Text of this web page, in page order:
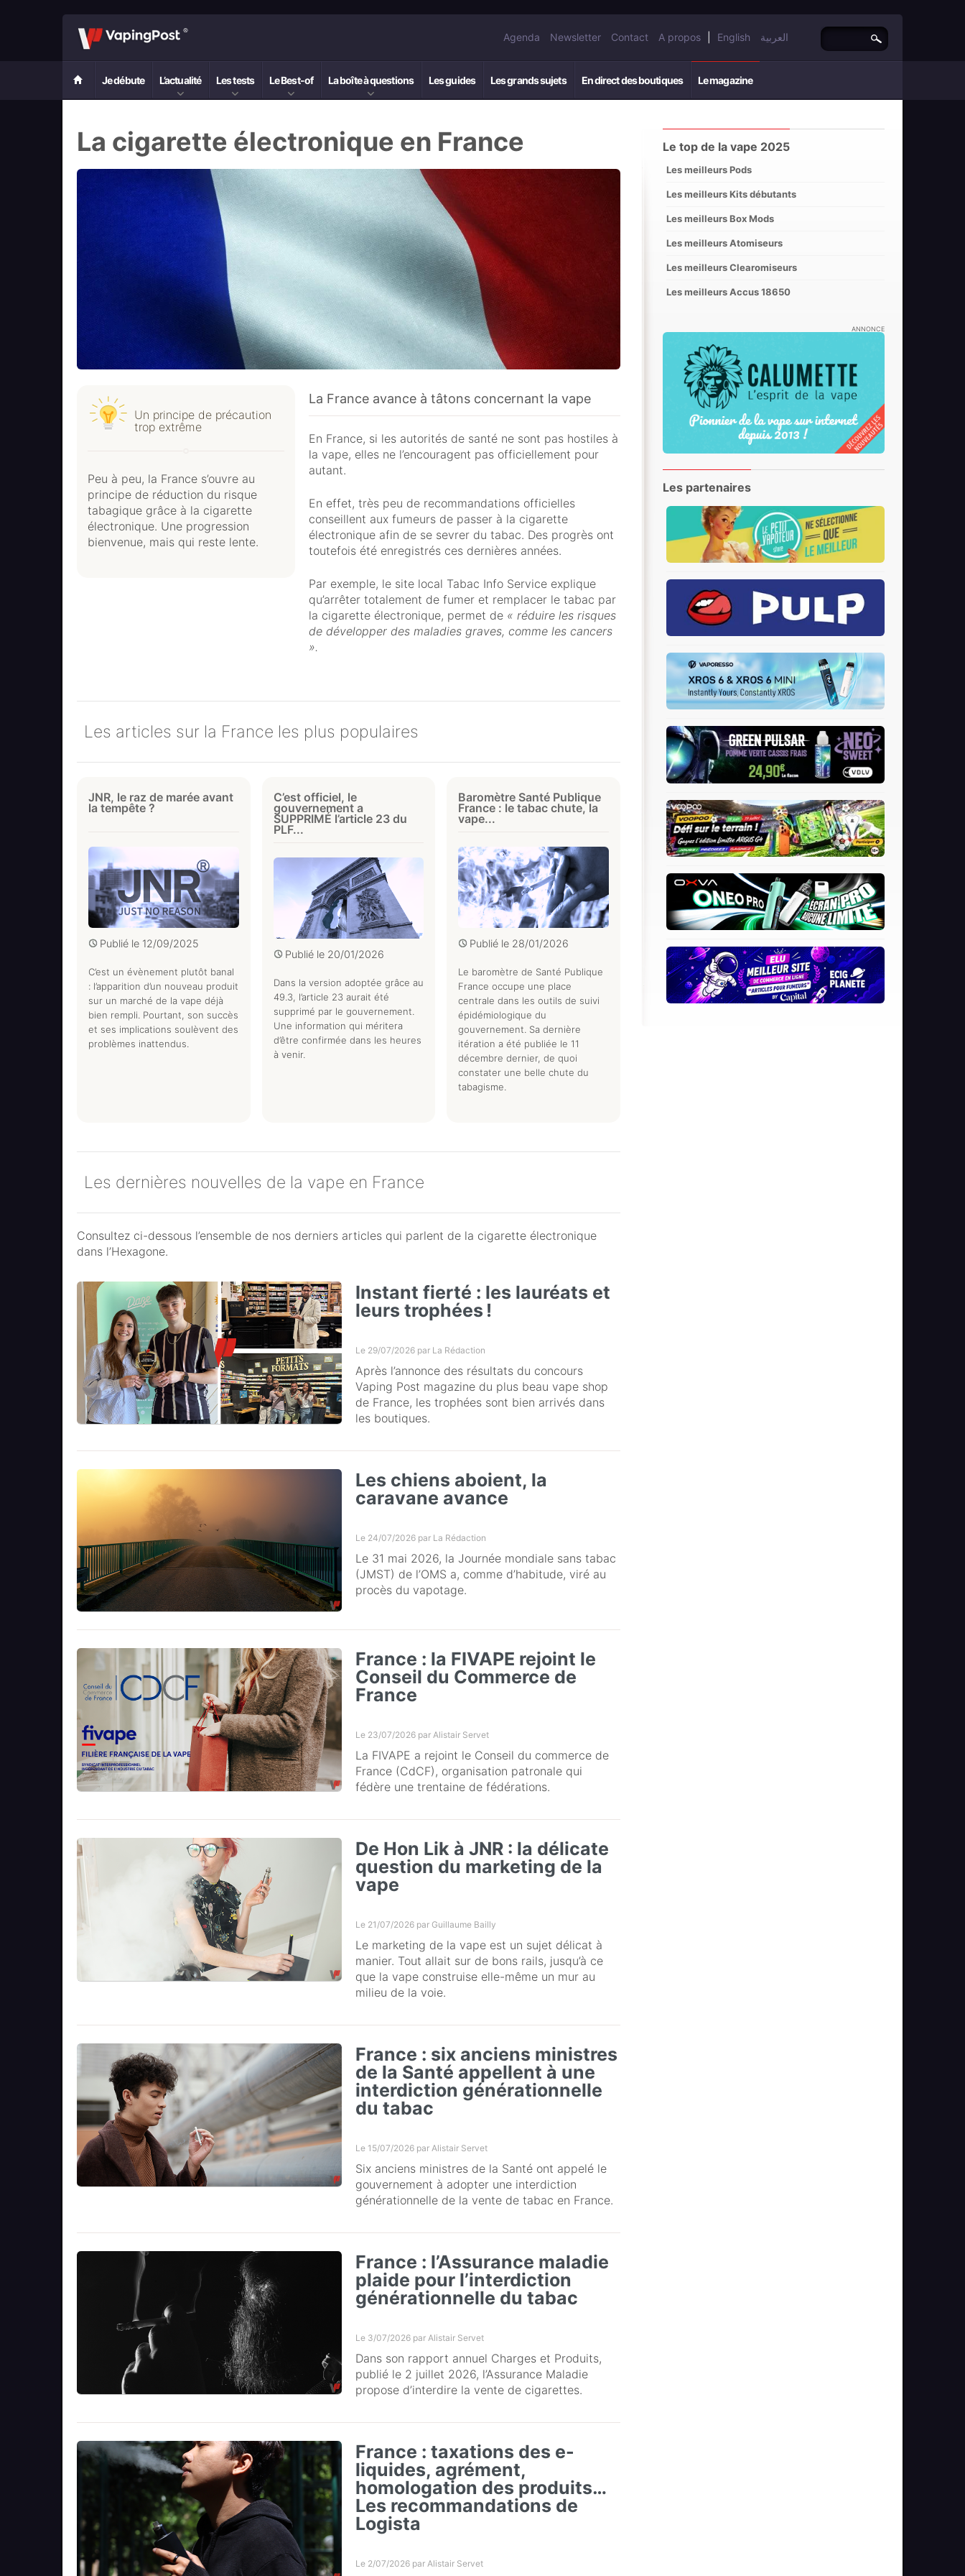
Agenda Newsletter Contact A propos English العربية
Je débute L’actualité Les tests Le Best-of La boîte à questions Les guides Les grands sujets En direct des boutiques Le magazine
La cigarette électronique en France
Un principe de précaution
trop extrême
Peu à peu, la France s’ouvre au
principe de réduction du risque
tabagique grâce à la cigarette
électronique. Une progression
bienvenue, mais qui reste lente.
La France avance à tâtons concernant la vape
En France, si les autorités de santé ne sont pas hostiles à
la vape, elles ne l’encouragent pas officiellement pour
autant.
En effet, très peu de recommandations officielles
conseillent aux fumeurs de passer à la cigarette
électronique afin de se sevrer du tabac. Des progrès ont
toutefois été enregistrés ces dernières années.
Par exemple, le site local Tabac Info Service explique
qu’arrêter totalement de fumer et remplacer le tabac par
la cigarette électronique, permet de « réduire les risques
de développer des maladies graves, comme les cancers
».
Les articles sur la France les plus populaires
JNR, le raz de marée avant
la tempête ?
Publié le 12/09/2025
C’est un évènement plutôt banal
: l’apparition d’un nouveau produit
sur un marché de la vape déjà
bien rempli. Pourtant, son succès
et ses implications soulèvent des
problèmes inattendus.
C’est officiel, le
gouvernement a
SUPPRIMÉ l’article 23 du
PLF...
Publié le 20/01/2026
Dans la version adoptée grâce au
49.3, l’article 23 aurait été
supprimé par le gouvernement.
Une information qui méritera
d’être confirmée dans les heures
à venir.
Baromètre Santé Publique
France : le tabac chute, la
vape...
Publié le 28/01/2026
Le baromètre de Santé Publique
France occupe une place
centrale dans les outils de suivi
épidémiologique du
gouvernement. Sa dernière
itération a été publiée le 11
décembre dernier, de quoi
constater une belle chute du
tabagisme.
Les dernières nouvelles de la vape en France
Consultez ci-dessous l’ensemble de nos derniers articles qui parlent de la cigarette électronique
dans l’Hexagone.
Instant fierté : les lauréats et
leurs trophées !
Le 29/07/2026 par La Rédaction
Après l’annonce des résultats du concours
Vaping Post magazine du plus beau vape shop
de France, les trophées sont bien arrivés dans
les boutiques.
Les chiens aboient, la
caravane avance
Le 24/07/2026 par La Rédaction
Le 31 mai 2026, la Journée mondiale sans tabac
(JMST) de l’OMS a, comme d’habitude, viré au
procès du vapotage.
France : la FIVAPE rejoint le
Conseil du Commerce de
France
Le 23/07/2026 parAlistair Servet
La FIVAPE a rejoint le Conseil du commerce de
France (CdCF), organisation patronale qui
fédère une trentaine de fédérations.
De Hon Lik à JNR : la délicate
question du marketing de la
vape
Le 21/07/2026 par Guillaume Bailly
Le marketing de la vape est un sujet délicat à
manier. Tout allait sur de bons rails, jusqu’à ce
que la vape construise elle-même un mur au
milieu de la voie.
France : six anciens ministres
de la Santé appellent à une
interdiction générationnelle
du tabac
Le 15/07/2026 parAlistair Servet
Six anciens ministres de la Santé ont appelé le
gouvernement à adopter une interdiction
générationnelle de la vente de tabac en France.
France : l’Assurance maladie
plaide pour l’interdiction
générationnelle du tabac
Le 3/07/2026 parAlistair Servet
Dans son rapport annuel Charges et Produits,
publié le 2 juillet 2026, l’Assurance Maladie
propose d’interdire la vente de cigarettes.
France : taxations des e-
liquides, agrément,
homologation des produits…
Les recommandations de
Logista
Le 2/07/2026 parAlistair Servet
Le top de la vape 2025
Les meilleurs Pods
Les meilleurs Kits débutants
Les meilleurs Box Mods
Les meilleurs Atomiseurs
Les meilleurs Clearomiseurs
Les meilleurs Accus 18650
ANNONCE
Les partenaires